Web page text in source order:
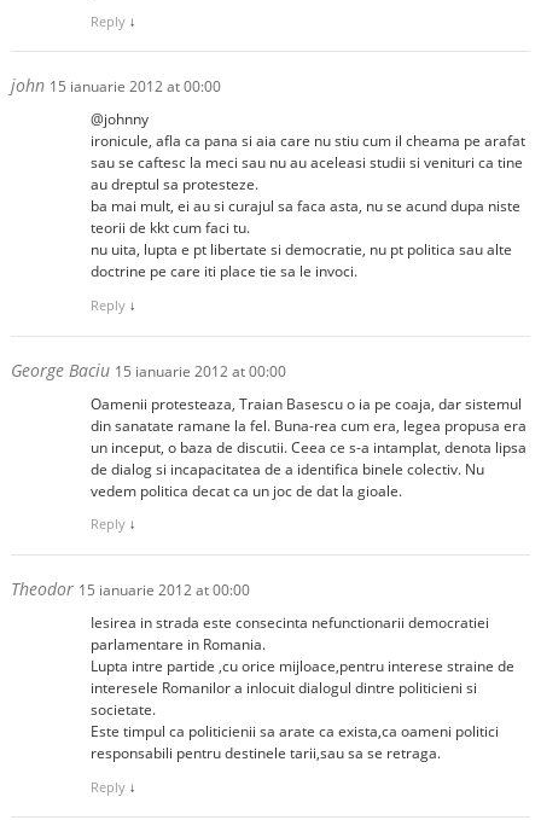
Reply ↓
john 15 ianuarie 2012 at 00:00
@johnny
ironicule, afla ca pana si aia care nu stiu cum il cheama pe arafat
sau se caftesc la meci sau nu au aceleasi studii si venituri ca tine
au dreptul sa protesteze.
ba mai mult, ei au si curajul sa faca asta, nu se acund dupa niste
teorii de kkt cum faci tu.
nu uita, lupta e pt libertate si democratie, nu pt politica sau alte
doctrine pe care iti place tie sa le invoci.
Reply ↓
George Baciu 15 ianuarie 2012 at 00:00
Oamenii protesteaza, Traian Basescu o ia pe coaja, dar sistemul
din sanatate ramane la fel. Buna-rea cum era, legea propusa era
un inceput, o baza de discutii. Ceea ce s-a intamplat, denota lipsa
de dialog si incapacitatea de a identifica binele colectiv. Nu
vedem politica decat ca un joc de dat la gioale.
Reply ↓
Theodor 15 ianuarie 2012 at 00:00
Iesirea in strada este consecinta nefunctionarii democratiei
parlamentare in Romania.
Lupta intre partide ,cu orice mijloace,pentru interese straine de
interesele Romanilor a inlocuit dialogul dintre politicieni si
societate.
Este timpul ca politicienii sa arate ca exista,ca oameni politici
responsabili pentru destinele tarii,sau sa se retraga.
Reply ↓